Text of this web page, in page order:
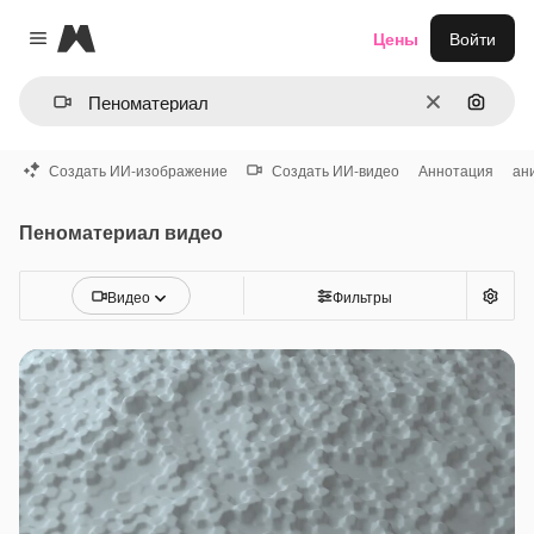
Close menu
Magnific
ОчиститьПоиск
Цены Войти
Создать ИИ-изображение Создать ИИ-видео Аннотация
Пеноматериал видео
Видео Фильтры